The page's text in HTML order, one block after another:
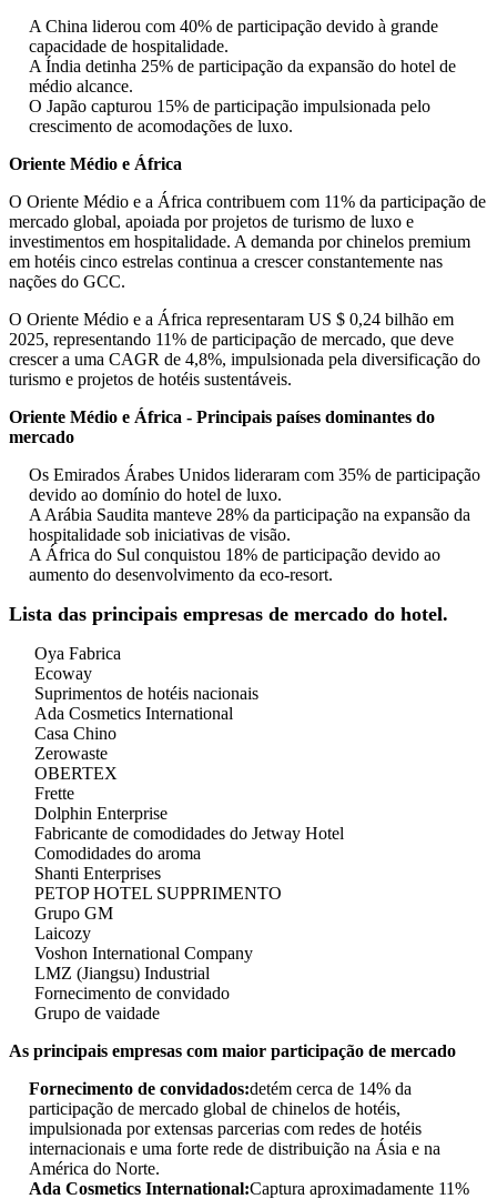
A China liderou com 40% de participação devido à grande
capacidade de hospitalidade.
A Índia detinha 25% de participação da expansão do hotel de
médio alcance.
O Japão capturou 15% de participação impulsionada pelo
crescimento de acomodações de luxo.
Oriente Médio e África
O Oriente Médio e a África contribuem com 11% da participação de
mercado global, apoiada por projetos de turismo de luxo e
investimentos em hospitalidade. A demanda por chinelos premium
em hotéis cinco estrelas continua a crescer constantemente nas
nações do GCC.
O Oriente Médio e a África representaram US $ 0,24 bilhão em
2025, representando 11% de participação de mercado, que deve
crescer a uma CAGR de 4,8%, impulsionada pela diversificação do
turismo e projetos de hotéis sustentáveis.
Oriente Médio e África - Principais países dominantes do
mercado
Os Emirados Árabes Unidos lideraram com 35% de participação
devido ao domínio do hotel de luxo.
A Arábia Saudita manteve 28% da participação na expansão da
hospitalidade sob iniciativas de visão.
A África do Sul conquistou 18% de participação devido ao
aumento do desenvolvimento da eco-resort.
Lista das principais empresas de mercado do hotel.
Oya Fabrica
Ecoway
Suprimentos de hotéis nacionais
Ada Cosmetics International
Casa Chino
Zerowaste
OBERTEX
Frette
Dolphin Enterprise
Fabricante de comodidades do Jetway Hotel
Comodidades do aroma
Shanti Enterprises
PETOP HOTEL SUPPRIMENTO
Grupo GM
Laicozy
Voshon International Company
LMZ (Jiangsu) Industrial
Fornecimento de convidado
Grupo de vaidade
As principais empresas com maior participação de mercado
Fornecimento de convidados:detém cerca de 14% da
participação de mercado global de chinelos de hotéis,
impulsionada por extensas parcerias com redes de hotéis
internacionais e uma forte rede de distribuição na Ásia e na
América do Norte.
Ada Cosmetics International:Captura aproximadamente 11%